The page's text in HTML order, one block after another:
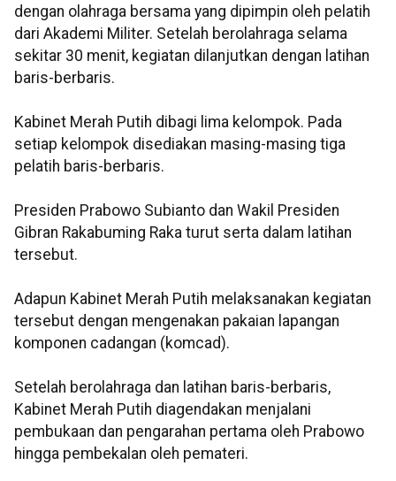
dengan olahraga bersama yang dipimpin oleh pelatih
dari Akademi Militer. Setelah berolahraga selama
sekitar 30 menit, kegiatan dilanjutkan dengan latihan
baris-berbaris.
Kabinet Merah Putih dibagi lima kelompok. Pada
setiap kelompok disediakan masing-masing tiga
pelatih baris-berbaris.
Presiden Prabowo Subianto dan Wakil Presiden
Gibran Rakabuming Raka turut serta dalam latihan
tersebut.
Adapun Kabinet Merah Putih melaksanakan kegiatan
tersebut dengan mengenakan pakaian lapangan
komponen cadangan (komcad).
Setelah berolahraga dan latihan baris-berbaris,
Kabinet Merah Putih diagendakan menjalani
pembukaan dan pengarahan pertama oleh Prabowo
hingga pembekalan oleh pemateri.